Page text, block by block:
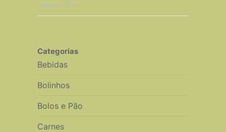
1 Agosto, 2018
Categorias
Bebidas
Bolinhos
Bolos e Pão
Carnes